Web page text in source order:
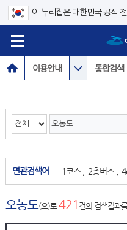
이 누리집은 대한민국 공식
이용안내 통합검색
연관검색어 1코스, 2층버스,
오동도(으)로421 건의 검색결과